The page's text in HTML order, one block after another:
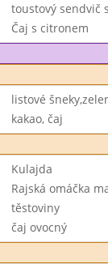
toustový sendvič
Čaj s citronem
listové
kakao, čaj
Kulajda
Rajská omáčka
těstoviny
čaj ovocný